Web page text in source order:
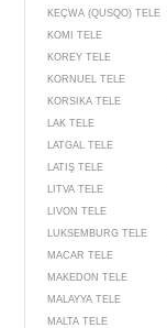
KEÇWA (QUSQO) TELE
KOMI TELE
KOREY TELE
KORNUEL TELE
KORSIKA TELE
LAK TELE
LATGAL TELE
LATIŞ TELE
LITVA TELE
LIVON TELE
LUKSEMBURG TELE
MACAR TELE
MAKEDON TELE
MALAYYA TELE
MALTA TELE